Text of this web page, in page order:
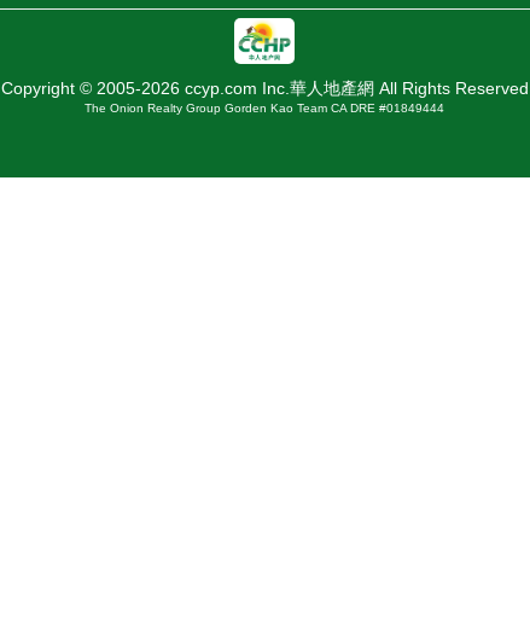
Copyright © 2005-2026 ccyp.com Inc.華人地產網 All Rights Reserved
The Onion Realty Group Gorden Kao Team CA DRE #01849444